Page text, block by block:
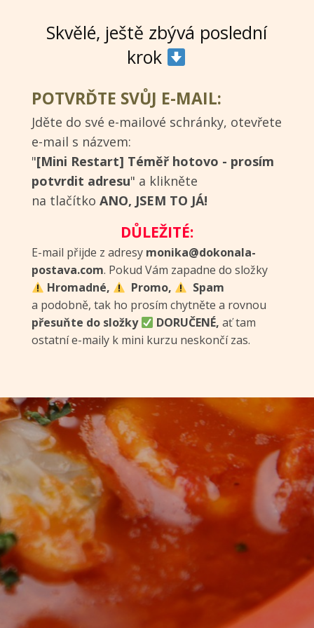
Skvělé, ještě zbývá poslední
krok
POTVRĎTE SVŮJ E-MAIL:
Jděte do své e-mailové schránky, otevřete
e-mail s názvem:
"[Mini Restart] Téměř hotovo - prosím
potvrdit adresu" a klikněte
na tlačítko ANO, JSEM TO JÁ!
DŮLEŽITÉ:
E-mail přijde z adresy monika@dokonala-
postava.com. Pokud Vám zapadne do složky
Hromadné,
Promo,
Spam
a podobně, tak ho prosím chytněte a rovnou
přesuňte do složky
DORUČENÉ,ať tam
ostatní e-maily k mini kurzu neskončí zas.